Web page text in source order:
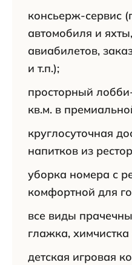
консьерж-сервис
автомобиля и
авиабилетов,
и т.п.);
просторный
кв.м. в
круглосуточная
напитков из
уборка номера с
комфортной для
все виды
глажка, химчистка
детская игровая